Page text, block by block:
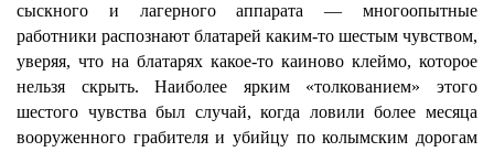
сыскного и лагерного аппарата — многоопытные
работники распознают блатарей каким-то шестым чувством,
уверяя, что на блатарях какое-то каиново клеймо, которое
нельзя скрыть. Наиболее ярким «толкованием» этого
шестого чувства был случай, когда ловили более месяца
вооруженного грабителя и убийцу по колымским дорогам